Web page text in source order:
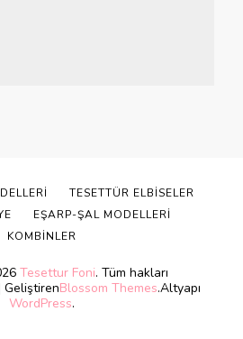
Tesettur Foni. Tüm hakları
GeliştirenBlossom Themes.Altyapı
WordPress.
TESETTÜR ELBISELER
EŞARP-ŞAL MODELLERI
KOMBINLER